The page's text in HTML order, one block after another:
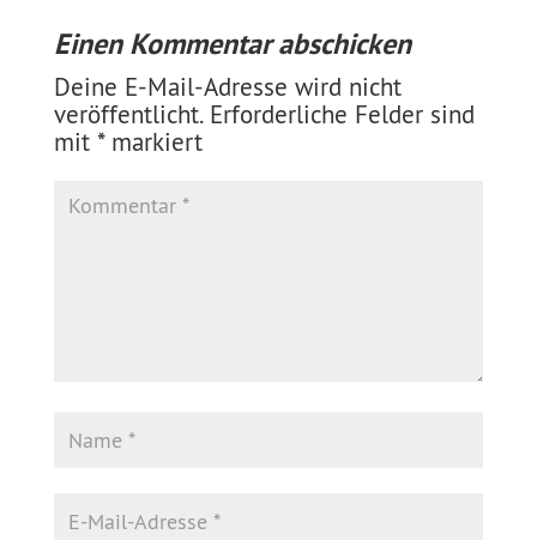
Einen Kommentar abschicken
Deine E-Mail-Adresse wird nicht
veröffentlicht. Erforderliche Felder sind
mit *markiert